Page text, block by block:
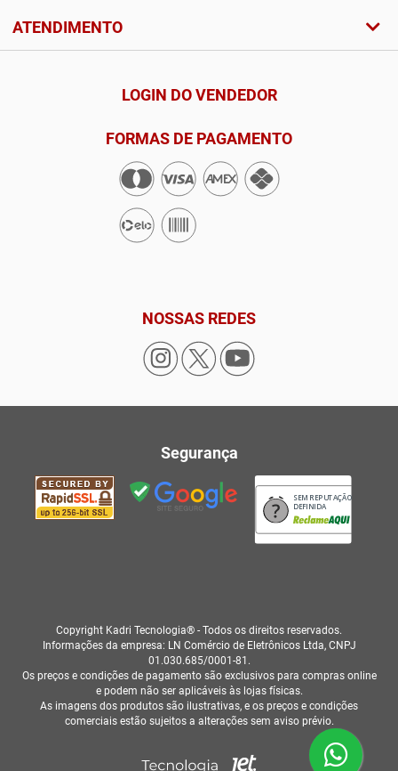
ATENDIMENTO
LOGIN DO VENDEDOR
FORMAS DE PAGAMENTO
NOSSAS REDES
Segurança
SEM REPUTAÇÃO
DEFINIDA
Copyright Kadri Tecnologia® - Todos os direitos reservados.
Informações da empresa: LN Comércio de Eletrônicos Ltda, CNPJ
01.030.685/0001-81.
Os preços e condições de pagamento são exclusivos para compras online
e podem não ser aplicáveis às lojas físicas.
As imagens dos produtos são ilustrativas, e os preços e condições
comerciais estão sujeitos a alterações sem aviso prévio.